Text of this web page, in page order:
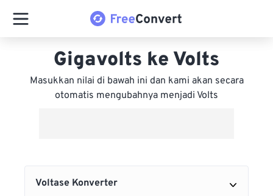
Gigavolts ke Volts
Masukkan nilai di bawah ini dan kami akan secara
otomatis mengubahnya menjadi Volts